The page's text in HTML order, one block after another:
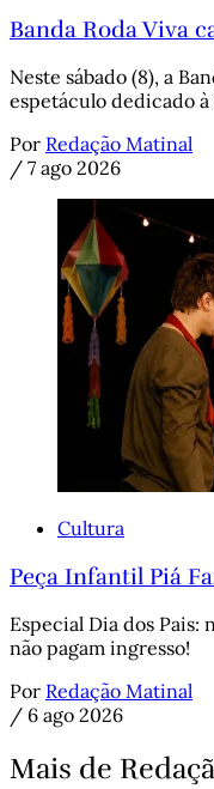
Banda Roda Viva
Neste sábado (8), a
espetáculo dedicado
Por Redação Matinal
/ 7 ago 2026
Cultura
Peça Infantil Piá
Especial Dia dos Pais:
não pagam ingresso!
Por Redação Matinal
/ 6 ago 2026
Mais de